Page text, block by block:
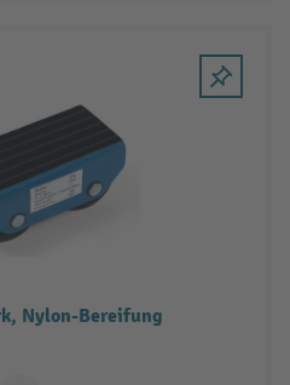
Nylon-Bereifung